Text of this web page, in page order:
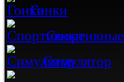
Гонки
Спортивные
Симулятор